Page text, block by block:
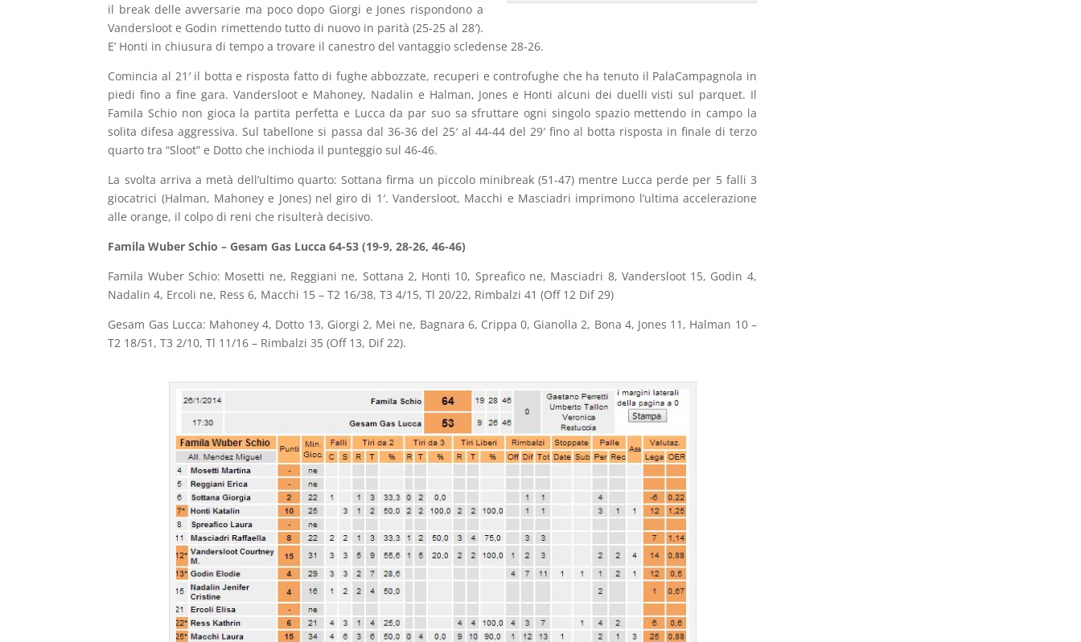
il break delle avversarie ma poco dopo Giorgi e Jones rispondono a
Vandersloot e Godin rimettendo tutto di nuovo in parità (25-25 al 28′).
E’ Honti in chiusura di tempo a trovare il canestro del vantaggio scledense 28-26.
Comincia al 21′ il botta e risposta fatto di fughe abbozzate, recuperi e controfughe che ha tenuto il PalaCampagnola in
piedi fino a fine gara. Vandersloot e Mahoney, Nadalin e Halman, Jones e Honti alcuni dei duelli visti sul parquet. Il
Famila Schio non gioca la partita perfetta e Lucca da par suo sa sfruttare ogni singolo spazio mettendo in campo la
solita difesa aggressiva. Sul tabellone si passa dal 36-36 del 25′ al 44-44 del 29′ fino al botta risposta in finale di terzo
quarto tra “Sloot” e Dotto che inchioda il punteggio sul 46-46.
La svolta arriva a metà dell’ultimo quarto: Sottana firma un piccolo minibreak (51-47) mentre Lucca perde per 5 falli 3
giocatrici (Halman, Mahoney e Jones) nel giro di 1′. Vandersloot, Macchi e Masciadri imprimono l’ultima accelerazione
alle orange, il colpo di reni che risulterà decisivo.
Famila Wuber Schio – Gesam Gas Lucca 64-53 (19-9, 28-26, 46-46)
Famila Wuber Schio: Mosetti ne, Reggiani ne, Sottana 2, Honti 10, Spreafico ne, Masciadri 8, Vandersloot 15, Godin 4,
Nadalin 4, Ercoli ne, Ress 6, Macchi 15 – T2 16/38, T3 4/15, Tl 20/22, Rimbalzi 41 (Off 12 Dif 29)
Gesam Gas Lucca: Mahoney 4, Dotto 13, Giorgi 2, Mei ne, Bagnara 6, Crippa 0, Gianolla 2, Bona 4, Jones 11, Halman 10 –
T2 18/51, T3 2/10, Tl 11/16 – Rimbalzi 35 (Off 13, Dif 22).